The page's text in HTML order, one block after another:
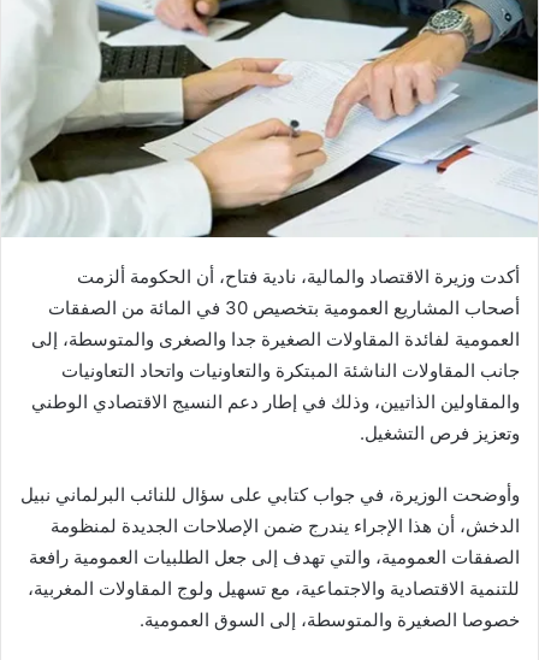
أكدت وزيرة الاقتصاد والمالية، نادية فتاح، أن الحكومة ألزمت
أصحاب المشاريع العمومية بتخصيص 30 في المائة من الصفقات
العمومية لفائدة المقاولات الصغيرة جدا والصغرى والمتوسطة، إلى
جانب المقاولات الناشئة المبتكرة والتعاونيات واتحاد التعاونيات
والمقاولين الذاتيين، وذلك في إطار دعم النسيج الاقتصادي الوطني
وتعزيز فرص التشغيل.
وأوضحت الوزيرة، في جواب كتابي على سؤال للنائب البرلماني نبيل
الدخش، أن هذا الإجراء يندرج ضمن الإصلاحات الجديدة لمنظومة
الصفقات العمومية، والتي تهدف إلى جعل الطلبيات العمومية رافعة
للتنمية الاقتصادية والاجتماعية، مع تسهيل ولوج المقاولات المغربية،
خصوصا الصغيرة والمتوسطة، إلى السوق العمومية.